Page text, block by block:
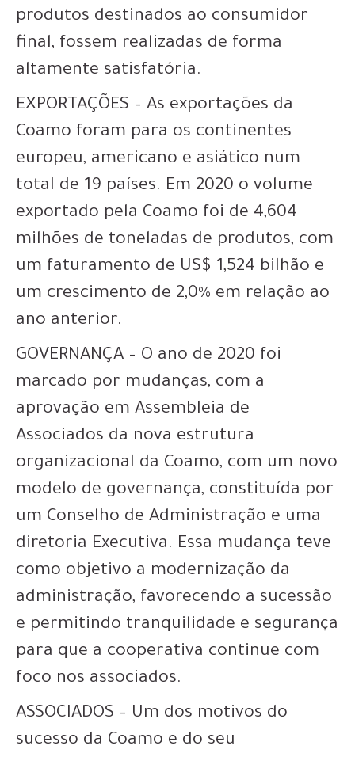
produtos destinados ao consumidor
final, fossem realizadas de forma
altamente satisfatória.
EXPORTAÇÕES – As exportações da
Coamo foram para os continentes
europeu, americano e asiático num
total de 19 países. Em 2020 o volume
exportado pela Coamo foi de 4,604
milhões de toneladas de produtos, com
um faturamento de US$ 1,524 bilhão e
um crescimento de 2,0% em relação ao
ano anterior.
GOVERNANÇA – O ano de 2020 foi
marcado por mudanças, com a
aprovação em Assembleia de
Associados da nova estrutura
organizacional da Coamo, com um novo
modelo de governança, constituída por
um Conselho de Administração e uma
diretoria Executiva. Essa mudança teve
como objetivo a modernização da
administração, favorecendo a sucessão
e permitindo tranquilidade e segurança
para que a cooperativa continue com
foco nos associados.
ASSOCIADOS – Um dos motivos do
sucesso da Coamo e do seu